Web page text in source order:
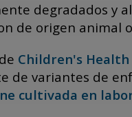
degradados y
de origen animal
Children's Health
de variantes de
cultivada en